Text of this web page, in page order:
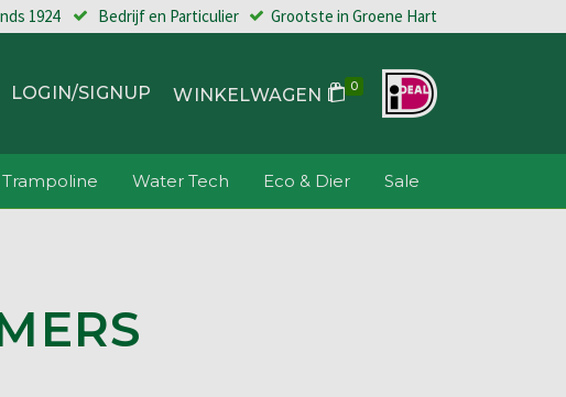
1924 Bedrijf en Particulier Grootste in Groene Hart
LOGIN/SIGNUP WINKELWAGEN 0
Water Tech Eco & Dier Sale